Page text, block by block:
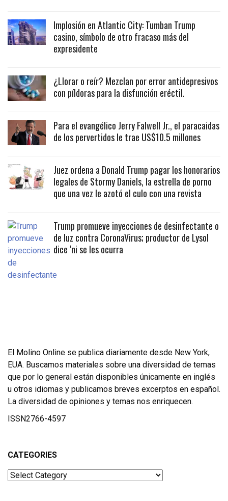
Implosión en Atlantic City: Tumban Trump
casino, símbolo de otro fracaso más del
expresidente
¿Llorar o reír? Mezclan por error antidepresivos
con píldoras para la disfunción eréctil.
Para el evangélico Jerry Falwell Jr., el paracaidas
de los pervertidos le trae US$10.5 millones
Juez ordena a Donald Trump pagar los honorarios
legales de Stormy Daniels, la estrella de porno
que una vez le azotó el culo con una revista
Trump promueve inyecciones de desinfectante o
de luz contra CoronaVirus; productor de Lysol
dice ‘ni se les ocurra
El Molino Online se publica diariamente desde New York,
EUA. Buscamos materiales sobre una diversidad de temas
que por lo general están disponibles únicamente en inglés
u otros idiomas y publicamos breves excerptos en español.
La diversidad de opiniones y temas nos enriquecen.
ISSN2766-4597
CATEGORIES
Categories